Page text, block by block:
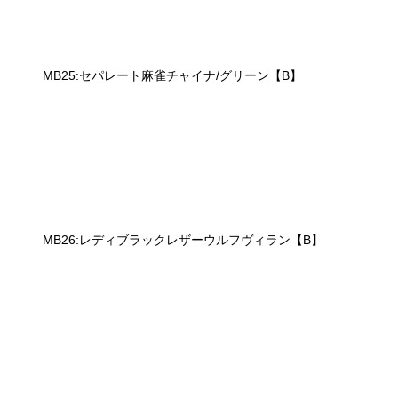
MB25:セパレート麻雀チャイナ/グリーン【B】
MB26:レディブラックレザーウルフヴィラン【B】